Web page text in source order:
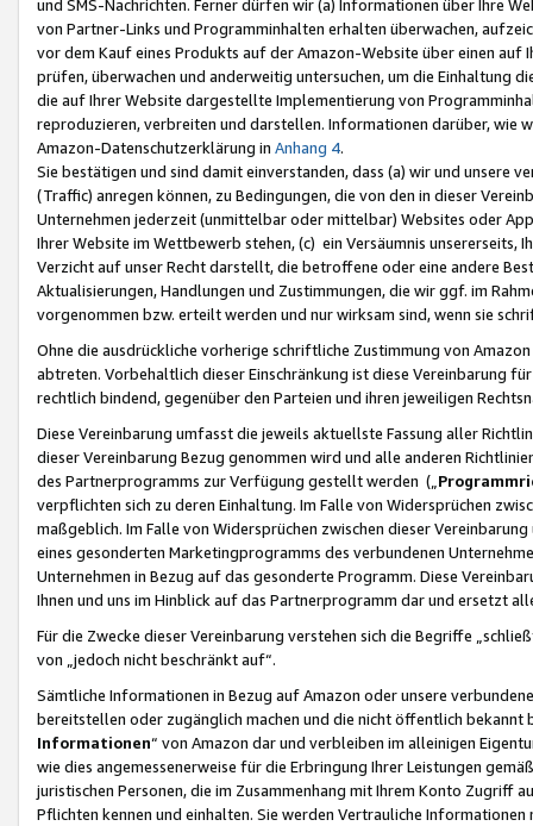
und SMS-Nachrichten. Ferner dürfen wir (a) Informationen über Ihre
von Partner-Links und Programminhalten erhalten überwachen,
vor dem Kauf eines Produkts auf der Amazon-Website über einen
prüfen, überwachen und anderweitig untersuchen, um die Einhaltung
die auf Ihrer Website dargestellte Implementierung von
reproduzieren, verbreiten und darstellen. Informationen darüber, wie
Amazon-Datenschutzerklärung in Anhang 4.
Sie bestätigen und sind damit einverstanden, dass (a) wir und
(Traffic) anregen können, zu Bedingungen, die von den in dieser
Unternehmen jederzeit (unmittelbar oder mittelbar) Websites oder
Ihrer Website im Wettbewerb stehen, (c) ein Versäumnis unsererseits,
Verzicht auf unser Recht darstellt, die betroffene oder eine andere
Aktualisierungen, Handlungen und Zustimmungen, die wir ggf. im
vorgenommen bzw. erteilt werden und nur wirksam sind, wenn sie
Ohne die ausdrückliche vorherige schriftliche Zustimmung von
abtreten. Vorbehaltlich dieser Einschränkung ist diese Vereinbarung
rechtlich bindend, gegenüber den Parteien und ihren jeweiligen
Diese Vereinbarung umfasst die jeweils aktuellste Fassung aller
dieser Vereinbarung Bezug genommen wird und alle anderen
des Partnerprogramms zur Verfügung gestellt werden („
verpflichten sich zu deren Einhaltung. Im Falle von Widersprüchen
maßgeblich. Im Falle von Widersprüchen zwischen dieser
eines gesonderten Marketingprogramms des verbundenen
Unternehmen in Bezug auf das gesonderte Programm. Diese
Ihnen und uns im Hinblick auf das Partnerprogramm dar und ersetzt
Für die Zwecke dieser Vereinbarung verstehen sich die Begriffe
von „jedoch nicht beschränkt auf“.
Sämtliche Informationen in Bezug auf Amazon oder unsere
bereitstellen oder zugänglich machen und die nicht öffentlich
Informationen“ von Amazon dar und verbleiben im alleinigen
wie dies angemessenerweise für die Erbringung Ihrer Leistungen
juristischen Personen, die im Zusammenhang mit Ihrem Konto
Pflichten kennen und einhalten. Sie werden Vertrauliche